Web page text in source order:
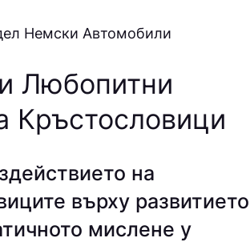
Немски Автомобили
Любопитни
Кръстословици
на
върху развитието
мислене у